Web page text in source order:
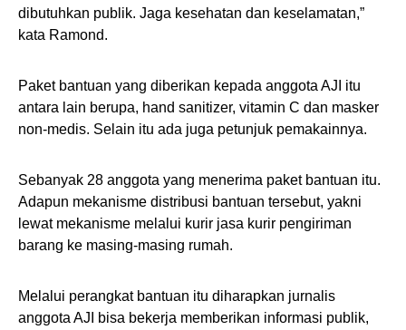
dibutuhkan publik. Jaga kesehatan dan keselamatan,”
kata Ramond.
Paket bantuan yang diberikan kepada anggota AJI itu
antara lain berupa, hand sanitizer, vitamin C dan masker
non-medis. Selain itu ada juga petunjuk pemakainnya.
Sebanyak 28 anggota yang menerima paket bantuan itu.
Adapun mekanisme distribusi bantuan tersebut, yakni
lewat mekanisme melalui kurir jasa kurir pengiriman
barang ke masing-masing rumah.
Melalui perangkat bantuan itu diharapkan jurnalis
anggota AJI bisa bekerja memberikan informasi publik,